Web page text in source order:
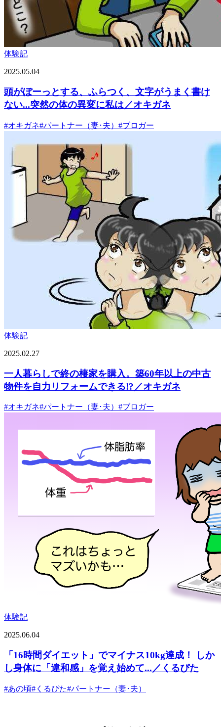
体験記
2025.05.04
頭がぼーっとする、ふらつく、文字がうまく書け
ない...突然の体の異変に私は／オキガネ
#オキガネ#パートナー（妻･夫） #ブロガー
体験記
2025.02.27
一人暮らしで終の棲家を購入。築60年以上の中古
物件を自力リフォームできる!?／オキガネ
#オキガネ#パートナー（妻･夫） #ブロガー
体験記
2025.06.04
「16時間ダイエット」でマイナス10kg達成！ しか
し身体に「違和感」を覚え始めて...／くるぴた
#あの頃# くるぴた#パートナー（妻･夫）